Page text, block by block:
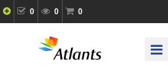
0 0 0